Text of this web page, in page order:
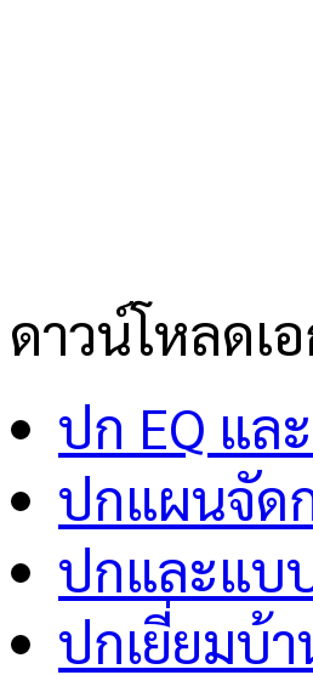
ดาวน์โหลดเ
ปก EQ แล
ปกแผนจัด
ปกและแบ
ปกเยี่ยมบ้